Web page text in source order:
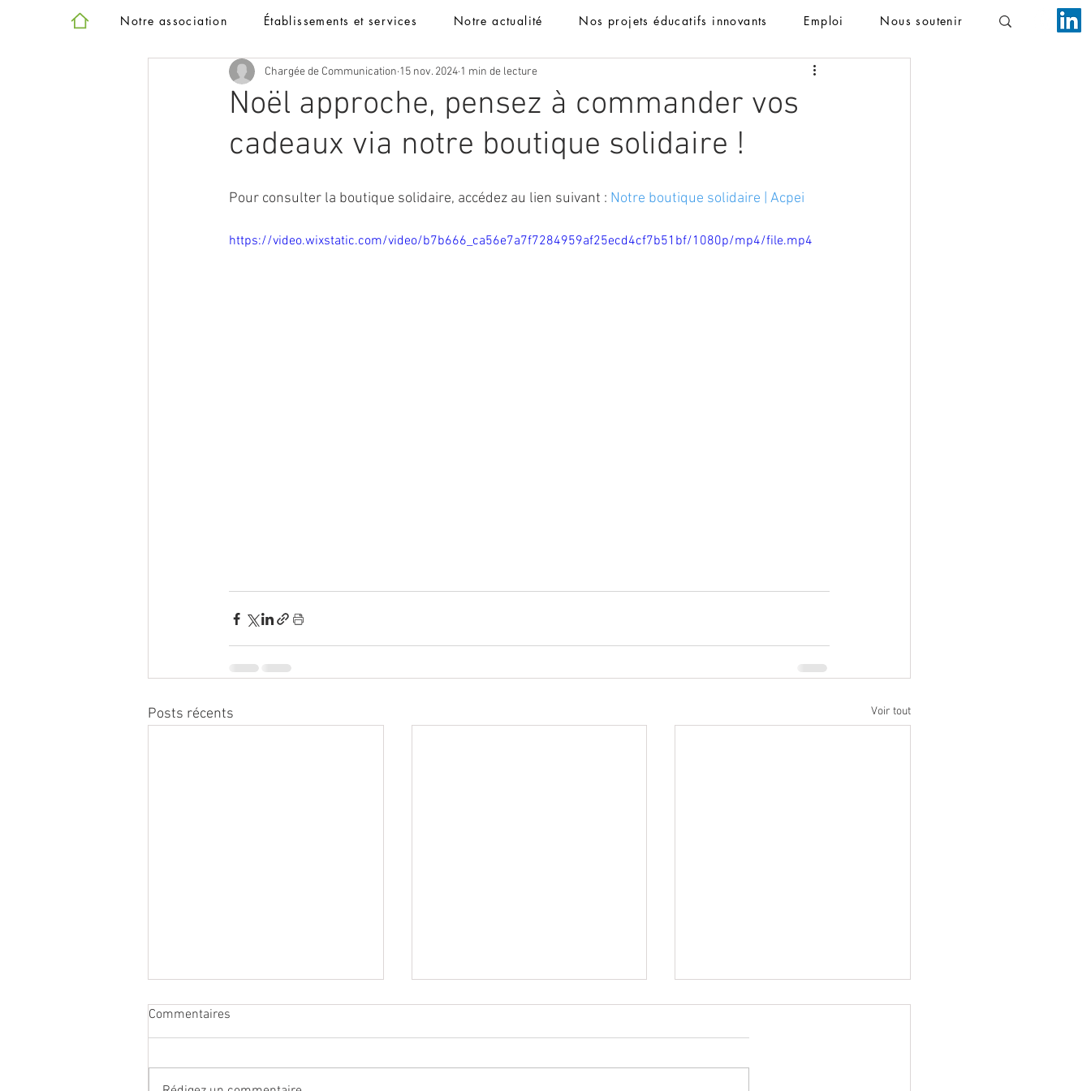
Notre association Établissements et services Notre actualité Nos projets éducatifs innovants Emploi Nous soutenir
Noël approche, pensez à commander vos
cadeaux via notre boutique solidaire !
Chargée de Communication 15 nov. 2024 1 min de lecture
Pour consulter la boutique solidaire, accédez au lien suivant : Notre boutique solidaire | Acpei
https://video.wixstatic.com/video/b7b666_ca56e7a7f7284959af25ecd4cf7b51bf/1080p/mp4/file.mp4
Posts récents Voir tout
Commentaires